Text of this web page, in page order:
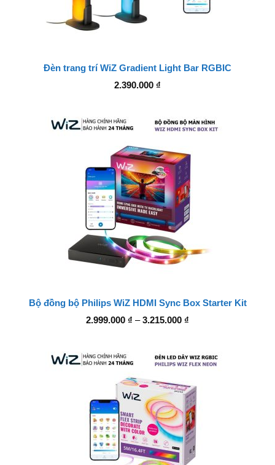
Đèn trang trí WiZ Gradient Light Bar RGBIC
2.390.000 ₫
Bộ đồng bộ Philips WiZ HDMI Sync Box Starter Kit
2.999.000 ₫ – 3.215.000 ₫
đến
3.215.000 ₫